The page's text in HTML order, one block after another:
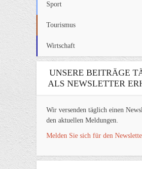
Sport
Tourismus
Wirtschaft
UNSERE BEITRÄGE
ALS NEWSLETTER
Wir versenden täglich einen
den aktuellen Meldungen.
Melden Sie sich für den